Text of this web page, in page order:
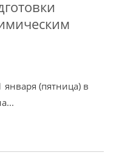
(пятница) в